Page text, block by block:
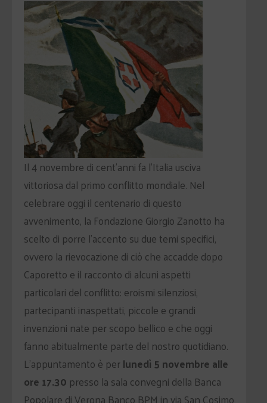
Il 4 novembre di cent’anni fa l’Italia usciva
vittoriosa dal primo conflitto mondiale. Nel
celebrare oggi il centenario di questo
avvenimento, la Fondazione Giorgio Zanotto ha
scelto di porre l’accento su due temi specifici,
ovvero la rievocazione di ciò che accadde dopo
Caporetto e il racconto di alcuni aspetti
particolari del conflitto: eroismi silenziosi,
partecipanti inaspettati, piccole e grandi
invenzioni nate per scopo bellico e che oggi
fanno abitualmente parte del nostro quotidiano.
L’appuntamento è perlunedì 5 novembre alle
ore 17.30 presso la sala convegni della Banca